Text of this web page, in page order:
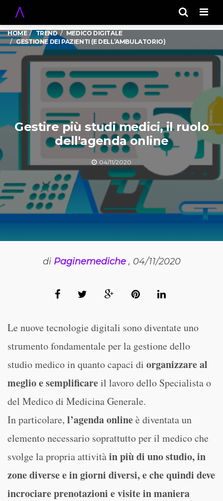
HOME TREND
MEDICO DIGITALE
GESTIONE DEI PAZIENTI (E DELL’AMBULATORIO)
Gestire più studi medici, il ruolo
dell'agenda online
04/11/2020
di Paginemediche , 04/11/2020
Le nuove tecnologie digitali sono diventate uno
strumento fondamentale per la gestione dello
studio medico in quanto capaci di organizzare al
meglio e semplificareil lavoro dello Specialista o
del Medico di Medicina Generale.
In particolare, l’agenda onlineè diventata un
elemento necessario soprattutto per il medico che
svolge la propria attivitàin più di uno studio, in
zone diverse e in giorni diversi, e che quindi deve
incrociare prenotazioni e visite in maniera